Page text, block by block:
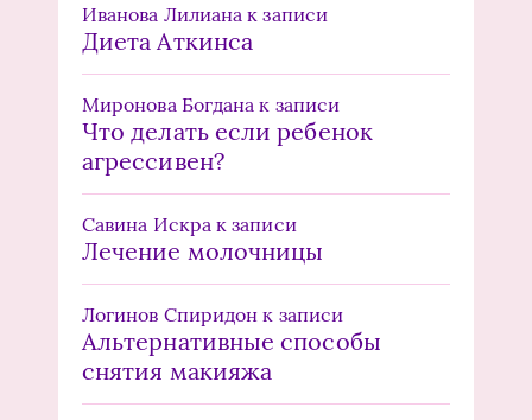
Иванова Лилиана к записи
Диета Аткинса
Миронова Богдана к записи
Что делать если ребенок
агрессивен?
Савина Искра к записи
Лечение молочницы
Логинов Спиридон к записи
Альтернативные способы
снятия макияжа